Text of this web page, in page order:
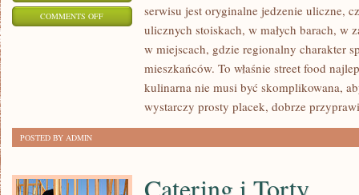
COMMENTS OFFON
SŁODKOŚCI
serwisu jest oryginalne jedzenie uliczne,
ulicznych stoiskach, w małych barach, w
w miejscach, gdzie regionalny charakter
mieszkańców. To właśnie street food
kulinarna nie musi być skomplikowana,
wystarczy prosty placek, dobrze
POSTED BY ADMIN